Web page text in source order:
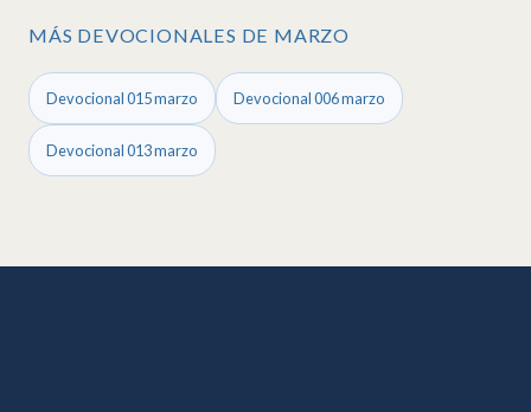
MÁS DEVOCIONALES DE MARZO
Devocional 015 marzo Devocional 006 marzo
Devocional 013 marzo